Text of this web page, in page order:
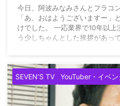
今日、阿波みなみさんとフラコ
「あ、おはようございますー」
けでした。 一応業界で10年以上
う少しちゃんとした挨拶があっ
SEVEN’S TV YouTuber・イベン